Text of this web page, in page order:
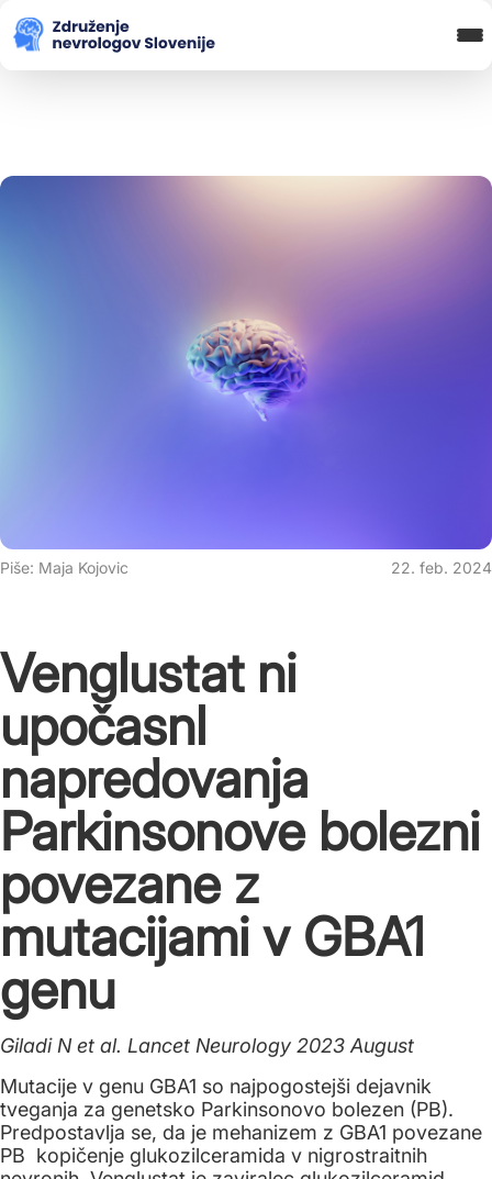
Blog in novice
Koledar Dogodkov
Piše: Maja Kojovic 22. feb. 2024
Venglustat ni
upočasnl
napredovanja
Parkinsonove bolezni
povezane z
mutacijami v GBA1
genu
Giladi N et al. Lancet Neurology 2023 August
Mutacije v genu GBA1 so najpogostejši dejavnik
tveganja za genetsko Parkinsonovo bolezen (PB).
Predpostavlja se, da je mehanizem z GBA1 povezane
PB kopičenje glukozilceramida v nigrostraitnih